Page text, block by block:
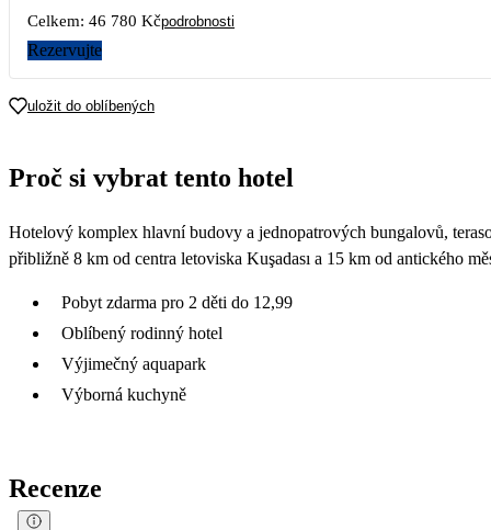
Celkem: 46 780 Kčpodrobnosti
Rezervujte
uložit do oblíbených
Proč si vybrat tento hotel
Hotelový komplex hlavní budovy a jednopatrových bungalovů,
přibližně 8 km od centra letoviska Kuşadası a 15 km od antického
Pobyt zdarma pro 2 děti do 12,99
Oblíbený rodinný hotel
Výjimečný aquapark
Výborná kuchyně
Recenze